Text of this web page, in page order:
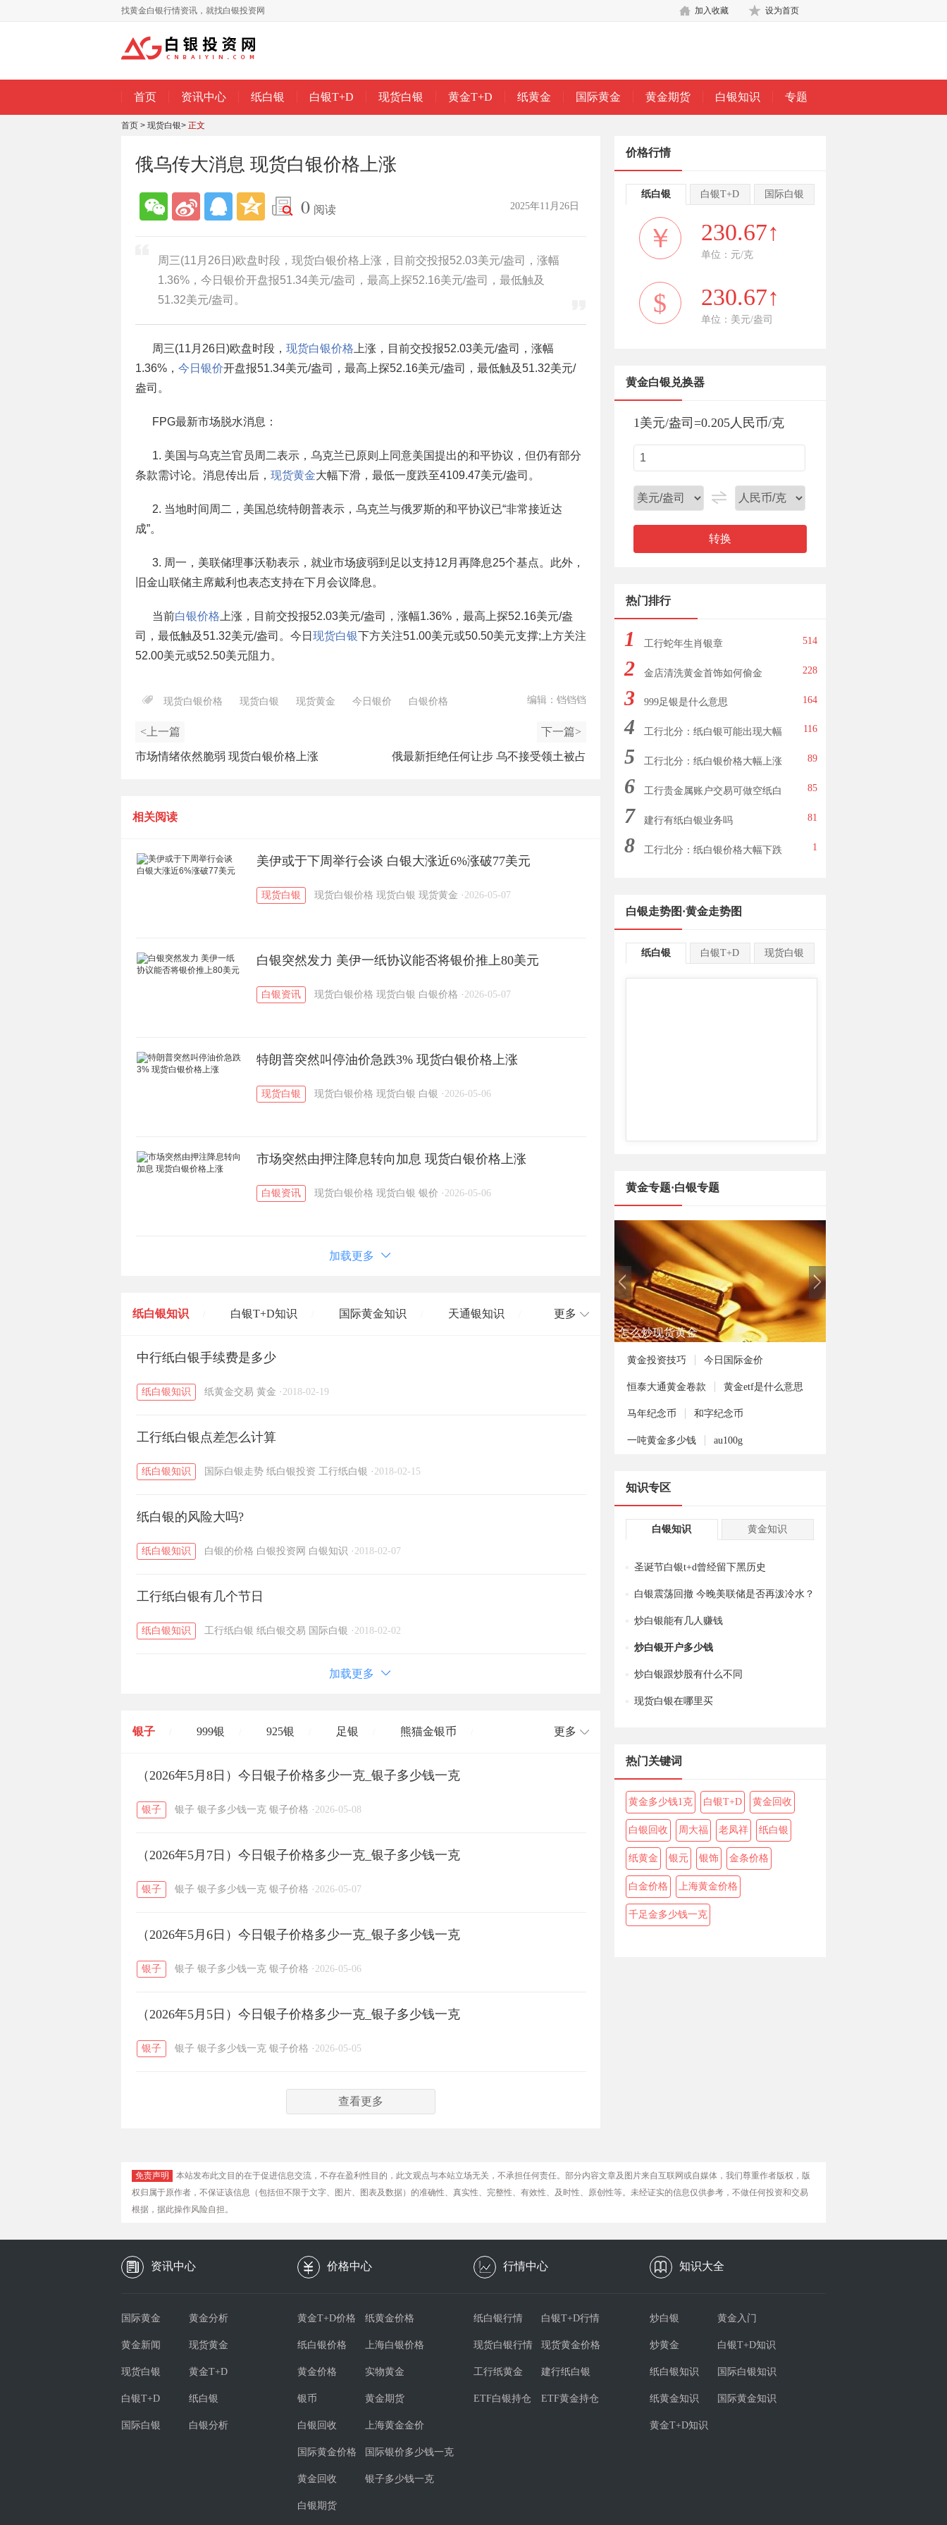
找黄金白银行情资讯，就找白银投资网 设为首页
加入收藏
首页 资讯中心 纸白银 白银T+D 现货白银 黄金T+D 纸黄金 国际黄金 黄金期货 白银知识 专题
首页 > 现货白银> 正文
俄乌传大消息 现货白银价格上涨
0 阅读 2025年11月26日
周三(11月26日)欧盘时段，现货白银价格上涨，目前交投报52.03美元/盎司，涨幅
1.36%，今日银价开盘报51.34美元/盎司，最高上探52.16美元/盎司，最低触及
51.32美元/盎司。
周三(11月26日)欧盘时段， 现货白银价格 上涨，目前交投报52.03美元/盎司，涨幅
1.36%， 今日银价开盘报51.34美元/盎司，最高上探52.16美元/盎司，最低触及51.32美元/
盎司。
FPG最新市场脱水消息：
1. 美国与乌克兰官员周二表示，乌克兰已原则上同意美国提出的和平协议，但仍有部分
条款需讨论。消息传出后， 现货黄金大幅下滑，最低一度跌至4109.47美元/盎司。
2. 当地时间周二，美国总统特朗普表示，乌克兰与俄罗斯的和平协议已“非常接近达
成”。
3. 周一，美联储理事沃勒表示，就业市场疲弱到足以支持12月再降息25个基点。此外，
旧金山联储主席戴利也表态支持在下月会议降息。
当前白银价格 上涨，目前交投报52.03美元/盎司，涨幅1.36%，最高上探52.16美元/盎
司，最低触及51.32美元/盎司。今日 现货白银下方关注51.00美元或50.50美元支撑;上方关注
52.00美元或52.50美元阻力。
现货白银价格 现货白银 现货黄金 今日银价 白银价格 编辑：铛铛铛
<上一篇
市场情绪依然脆弱 现货白银价格上涨
下一篇>
俄最新拒绝任何让步 乌不接受领土被占
相关阅读
美伊或于下周举行会谈 白银大涨近6%涨破77美元
现货白银 现货白银价格 现货白银 现货黄金 · 2026-05-07
白银突然发力 美伊一纸协议能否将银价推上80美元
白银资讯 现货白银价格 现货白银 白银价格 · 2026-05-07
特朗普突然叫停油价急跌3% 现货白银价格上涨
现货白银 现货白银价格 现货白银 白银 · 2026-05-06
市场突然由押注降息转向加息 现货白银价格上涨
白银资讯 现货白银价格 现货白银 银价 · 2026-05-06
加载更多
纸白银知识 白银T+D知识 国际黄金知识 天通银知识
黄金T+D知识 / 粤贵银知识
更多
中行纸白银手续费是多少
纸白银知识 纸黄金交易 黄金 · 2018-02-19
工行纸白银点差怎么计算
纸白银知识 国际白银走势 纸白银投资 工行纸白银 · 2018-02-15
纸白银的风险大吗?
纸白银知识 白银的价格 白银投资网 白银知识 · 2018-02-07
工行纸白银有几个节日
纸白银知识 工行纸白银 纸白银交易 国际白银 · 2018-02-02
加载更多
银子 999银 925银 足银 熊猫金银币
开国纪念币 大清银币 / 长城币 / 老凤祥
菜百 周生生 周大生
六福 / 金至尊 / 潮宏基 / 亚一金店 黄金
更多
（2026年5月8日）今日银子价格多少一克_银子多少钱一克
银子 银子 银子多少钱一克 银子价格 · 2026-05-08
（2026年5月7日）今日银子价格多少一克_银子多少钱一克
银子 银子 银子多少钱一克 银子价格 · 2026-05-07
（2026年5月6日）今日银子价格多少一克_银子多少钱一克
银子 银子 银子多少钱一克 银子价格 · 2026-05-06
（2026年5月5日）今日银子价格多少一克_银子多少钱一克
银子 银子 银子多少钱一克 银子价格 · 2026-05-05
查看更多
价格行情
纸白银 白银T+D 国际白银
￥ 230.67↑
单位：元/克
$ 230.67↑
单位：美元/盎司
黄金白银兑换器
1美元/盎司 =0.205人民币/克
转换
热门排行
1 工行蛇年生肖银章 514
2 金店清洗黄金首饰如何偷金 228
3 999足银是什么意思 164
4 工行北分：纸白银可能出现大幅
下跌
116
5 工行北分：纸白银价格大幅上涨 89
6 工行贵金属账户交易可做空纸白
银
85
7 建行有纸白银业务吗 81
8 工行北分：纸白银价格大幅下跌 1
白银走势图·黄金走势图
纸白银 白银T+D 现货白银
黄金专题·白银专题
如何投资熊猫金币
黄金投资技巧 今日国际金价
恒泰大通黄金卷款 黄金etf是什么意思
马年纪念币 和字纪念币
一吨黄金多少钱 au100g
知识专区
白银知识 黄金知识
圣诞节白银t+d曾经留下黑历史
白银震荡回撤 今晚美联储是否再泼冷水？
炒白银能有几人赚钱
炒白银开户多少钱
炒白银跟炒股有什么不同
现货白银在哪里买
热门关键词
黄金多少钱1克 白银T+D 黄金回收
白银回收 周大福 老凤祥 纸白银
纸黄金 银元 银饰 金条价格
白金价格 上海黄金价格
千足金多少钱一克
免责声明
本站发布此文目的在于促进信息交流，不存在盈利性目的，此文观点与本站立场无关，不承担任何责任。部分内容文章及图片来自互联网或自媒体，我们尊重作者版权，版
权归属于原作者，不保证该信息（包括但不限于文字、图片、图表及数据）的准确性、真实性、完整性、有效性、及时性、原创性等。未经证实的信息仅供参考，不做任何投资和交易
根据，据此操作风险自担。
资讯中心 价格中心 行情中心 知识大全
国际黄金 黄金分析
黄金新闻 现货黄金
现货白银 黄金T+D
白银T+D 纸白银
国际白银 白银分析
黄金T+D价格 纸黄金价格
纸白银价格 上海白银价格
黄金价格 实物黄金
银币 黄金期货
白银回收 上海黄金金价
国际黄金价格 国际银价多少钱一克
黄金回收 银子多少钱一克
白银期货
纸白银行情 白银T+D行情
现货白银行情 现货黄金价格
工行纸黄金 建行纸白银
ETF白银持仓 ETF黄金持仓
炒白银 黄金入门
炒黄金 白银T+D知识
纸白银知识 国际白银知识
纸黄金知识 国际黄金知识
黄金T+D知识